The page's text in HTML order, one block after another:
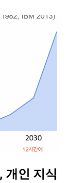
개인 지식